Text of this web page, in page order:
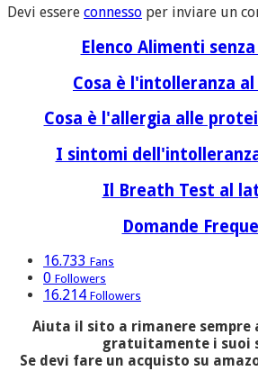
Devi essere connesso per inviare un
Elenco Alimenti
Cosa è l'intolleranza
Cosa è l'allergia alle
I sintomi
Il Breath Test al
Domande
16.733 Fans
0 Followers
16.214 Followers
Aiuta il sito a rimanere
gratuitamente i suoi
Se devi fare un acquisto su